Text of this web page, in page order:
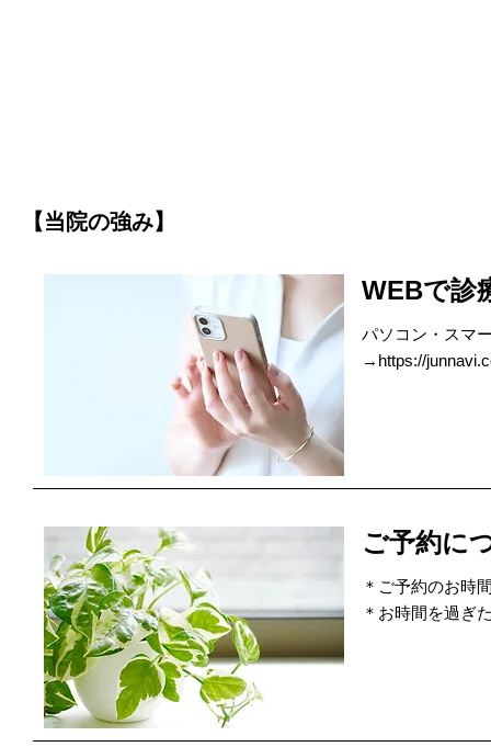
【当院の強み】
WEBで診
パソコン・スマ
→ https://
ご予約に
＊ご予約のお時
＊お時間を過ぎ